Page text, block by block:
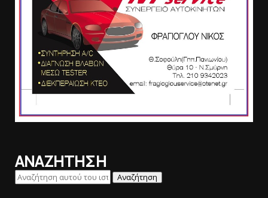
ΑΝΑΖΗΤΗΣΗ